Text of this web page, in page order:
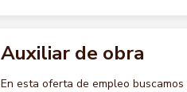
Auxiliar de obra
En esta oferta de empleo